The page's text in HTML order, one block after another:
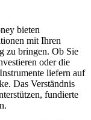
bieten
mit Ihren
zu bringen. Ob Sie
oder die
liefern auf
Das Verständnis
fundierte